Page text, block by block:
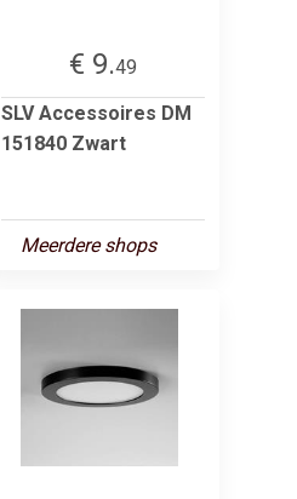
€ 9.49
SLV Accessoires DM
151840 Zwart
Meerdere shops